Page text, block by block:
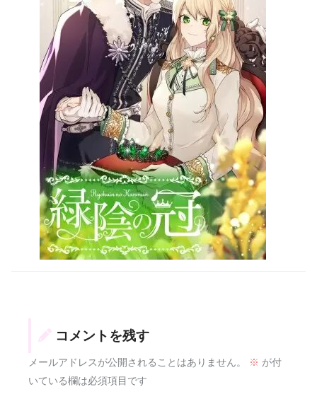
コメントを残す
メールアドレスが公開されることはありません。 ※ が付
いている欄は必須項目です